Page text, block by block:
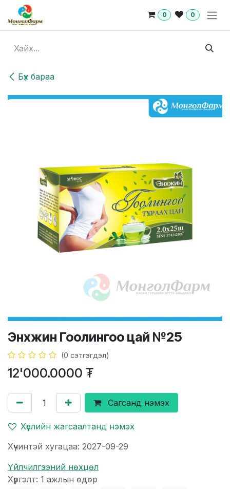
Skip to Content
0 0
Бүх бараа
Энхжин Гоолингоо цай №25
(0 сэтгэгдэл)
12'000.0000 ₮
Сагсанд нэмэх
Хүслийн жагсаалтанд нэмэх
Хүчинтэй хугацаа: 2027-09-29
Үйлчилгээний нөхцөл
Хүргэлт: 1 ажлын өдөр